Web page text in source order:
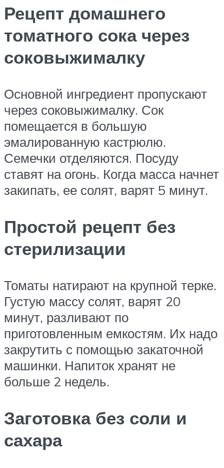
Рецепт домашнего
томатного сока через
соковыжималку
Основной ингредиент пропускают
через соковыжималку. Сок
помещается в большую
эмалированную кастрюлю.
Семечки отделяются. Посуду
ставят на огонь. Когда масса начнет
закипать, ее солят, варят 5 минут.
Простой рецепт без
стерилизации
Томаты натирают на крупной терке.
Густую массу солят, варят 20
минут, разливают по
приготовленным емкостям. Их надо
закрутить с помощью закаточной
машинки. Напиток хранят не
больше 2 недель.
Заготовка без соли и
сахара